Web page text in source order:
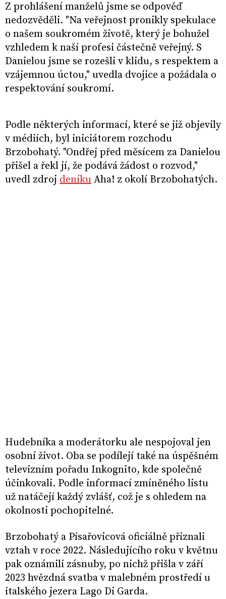
Z prohlášení manželů jsme se odpověď
nedozvěděli. "Na veřejnost pronikly spekulace
o našem soukromém životě, který je bohužel
vzhledem k naší profesi částečně veřejný. S
Danielou jsme se rozešli v klidu, s respektem a
vzájemnou úctou," uvedla dvojice a požádala o
respektování soukromí.
Podle některých informací, které se již objevily
v médiích, byl iniciátorem rozchodu
Brzobohatý. "Ondřej před měsícem za Danielou
přišel a řekl jí, že podává žádost o rozvod,"
uvedl zdroj deníku Aha! z okolí Brzobohatých.
Hudebníka a moderátorku ale nespojoval jen
osobní život. Oba se podílejí také na úspěšném
televizním pořadu Inkognito, kde společně
účinkovali. Podle informací zmíněného listu
už natáčejí každý zvlášť, což je s ohledem na
okolnosti pochopitelné.
Brzobohatý a Písařovicová oficiálně přiznali
vztah v roce 2022. Následujícího roku v květnu
pak oznámili zásnuby, po nichž přišla v září
2023 hvězdná svatba v malebném prostředí u
italského jezera Lago Di Garda.